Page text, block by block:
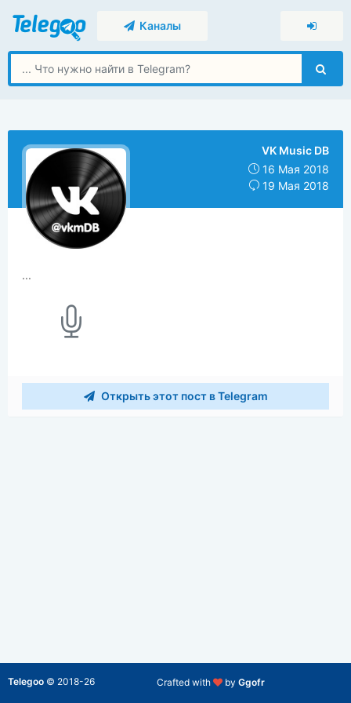
Каналы
VK Music DB
16 Мая 2018
19 Мая 2018
...
Открыть этот пост в Telegram
Crafted with by Ggofr
Telegoo © 2018-26